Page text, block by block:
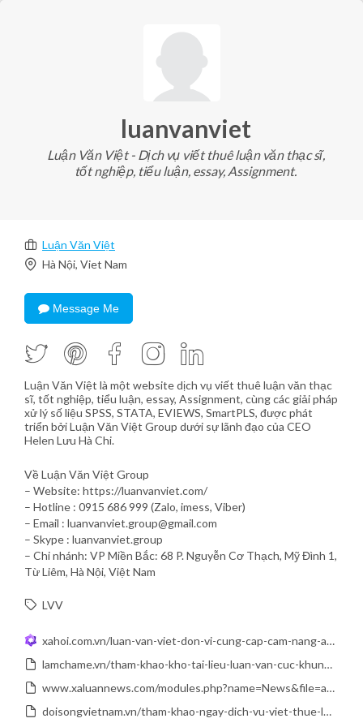
luanvanviet
Luận Văn Việt - Dịch vụ viết thuê luận văn thạc sĩ,
tốt nghiệp, tiểu luận, essay, Assignment.
Luận Văn Việt
Hà Nội, Viet Nam
Message Me
Luận Văn Việt là một website dịch vụ viết thuê luận văn thạc
sĩ, tốt nghiệp, tiểu luận, essay, Assignment, cùng các giải pháp
xử lý số liệu SPSS, STATA, EVIEWS, SmartPLS, được phát
triển bởi Luận Văn Việt Group dưới sự lãnh đạo của CEO
Helen Lưu Hà Chi.
Về Luận Văn Việt Group
– Website: https://luanvanviet.com/
– Hotline : 0915 686 999 (Zalo, imess, Viber)
– Email : luanvanviet.group@gmail.com
– Skype : luanvanviet.group
– Chi nhánh: VP Miền Bắc: 68 P. Nguyễn Cơ Thạch, Mỹ Đình 1,
Từ Liêm, Hà Nội, Việt Nam
LVV
xahoi.com.vn/luan-van-viet-don-vi-cung-cap-cam-nang-assignment-essay-chat-luong-399944.html
lamchame.vn/tham-khao-kho-tai-lieu-luan-van-cuc-khung-tai-luan-van-viet-153108.html
www.xaluannews.com/modules.php?name=News&file=article&sid=3678205
doisongvietnam.vn/tham-khao-ngay-dich-vu-viet-thue-luan-van-thac-si-tai-luan-van-viet-149020-3.html